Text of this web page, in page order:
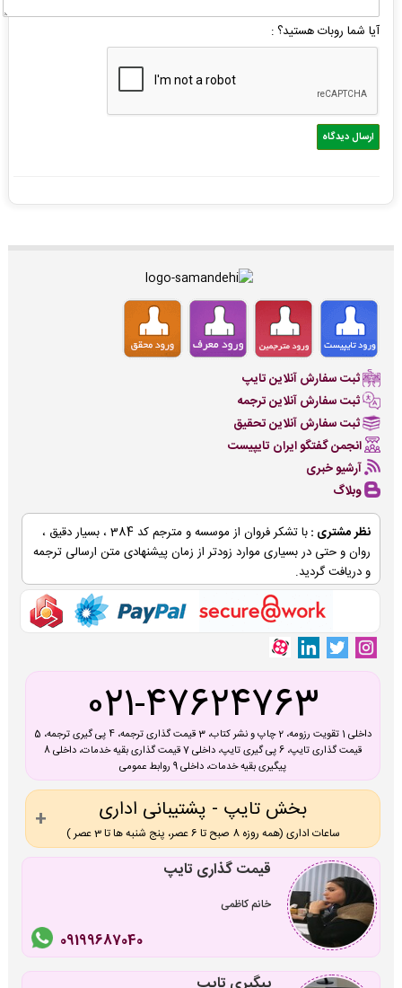
آیا شما روبات هستید؟ :
ثبت سفارش آنلاین تایپ
ثبت سفارش آنلاین ترجمه
ثبت سفارش آنلاین تحقیق
انجمن گفتگو ایران تایپیست
آرشیو خبری
وبلاگ
نظر مشتری :
با تشکر فروان از موسسه و مترجم کد 384 ، بسیار دقیق ،
روان و حتی در بسیاری موارد زودتر از زمان پیشنهادی متن ارسالی ترجمه
و دریافت گردید.
021-47624763
داخلی 1 تقویت رزومه، 2 چاپ و نشر کتاب، 3 قیمت گذاری ترجمه، 4 پی گیری ترجمه، 5
قیمت گذاری تایپ، 6 پی گیری تایپ، داخلی 7 قیمت گذاری بقیه خدمات، داخلی 8
پیگیری بقیه خدمات، داخلی 9 روابط عمومی
بخش تایپ - پشتیبانی اداری
ساعات اداری (همه روزه 8 صبح تا 6 عصر، پنج شنبه ها تا 3 عصر )
قیمت گذاری تایپ
خانم کاظمی
09199687040